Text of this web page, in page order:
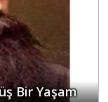
Bir Yaşam